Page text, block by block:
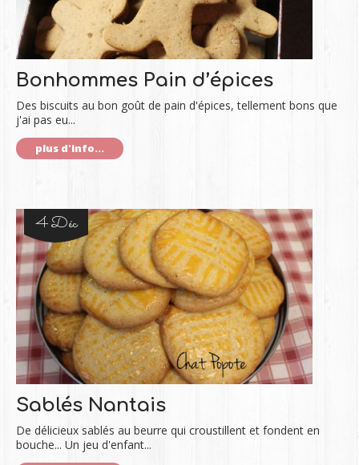
Bonhommes Pain d’épices
Des biscuits au bon goût de pain d'épices, tellement bons que
j'ai pas eu...
plus d'info...
4 Déc
Sablés Nantais
De délicieux sablés au beurre qui croustillent et fondent en
bouche... Un jeu d'enfant...